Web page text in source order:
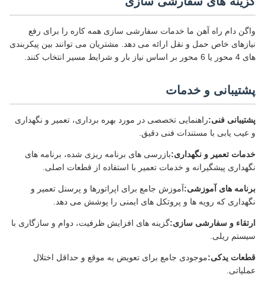
واگن دام راه آهن ما خدمات سفارشی سازی همه کاره را برای رفع
نیازهای خاص حمل و نقل ارائه می دهد. مشتریان می توانند بین پیکربندی
های 4 محور یا 6 محور بر اساس نیاز بار و شرایط مسیر انتخاب کنند.
پشتیبانی و خدمات
پشتیبانی فنی:راهنمایی تخصصی در مورد بهره برداری، تعمیر و نگهداری
و عیب یابی با مستندات فنی دقیق.
خدمات تعمیر و نگهداری:بازرسی های برنامه ریزی شده، برنامه های
نگهداری پیشگیرانه و خدمات تعمیر با استفاده از قطعات اصلی.
برنامه های آموزشی:آموزش جامع برای اپراتورها و پرسنل تعمیر و
نگهداری که رویه ها و پروتکل های ایمنی را پوشش می دهد.
ارتقاء و سفارشی سازی:گزینه های افزایش ظرفیت، دوام و سازگاری با
سیستم ریلی.
قطعات یدکی:موجودی جامع برای تعویض به موقع و حداقل اختلال
عملیاتی.